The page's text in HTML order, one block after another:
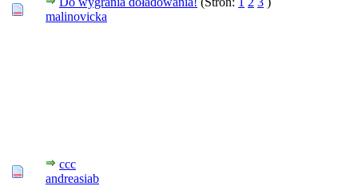
malinovicka
ccc
andreasiab